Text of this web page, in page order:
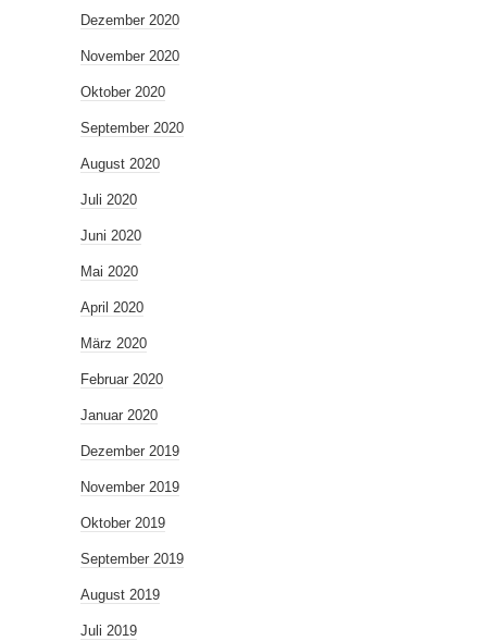
Dezember 2020
November 2020
Oktober 2020
September 2020
August 2020
Juli 2020
Juni 2020
Mai 2020
April 2020
März 2020
Februar 2020
Januar 2020
Dezember 2019
November 2019
Oktober 2019
September 2019
August 2019
Juli 2019